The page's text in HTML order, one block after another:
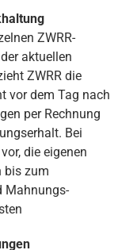
ZWRR-
aktuellen
ZWRR die
vor dem Tag nach
per Rechnung
Bei
die eigenen
bis zum
Mahnungs-